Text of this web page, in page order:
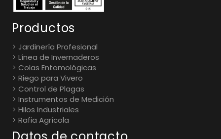
Productos
Jardinería Profesional
Línea de Invernaderos
Colas Entomológicas
Riego para Vivero
Control de Plagas
Instrumentos de Medición
Hilos Industriales
Rafia Agrícola